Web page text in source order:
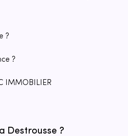
?
?
IMMOBILIER
Destrousse ?